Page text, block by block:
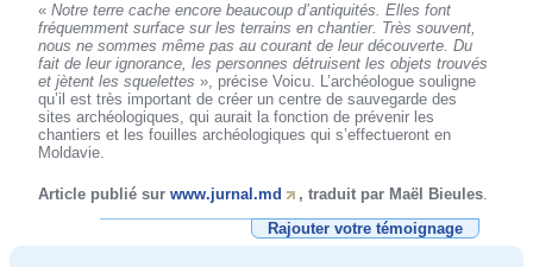
«Notre terre cache encore beaucoup d’antiquités. Elles font
fréquemment surface sur les terrains en chantier. Très souvent,
nous ne sommes même pas au courant de leur découverte. Du
fait de leur ignorance, les personnes détruisent les objets trouvés
et jètent les squelettes », précise Voicu. L’archéologue souligne
qu’il est très important de créer un centre de sauvegarde des
sites archéologiques, qui aurait la fonction de prévenir les
chantiers et les fouilles archéologiques qui s’effectueront en
Moldavie.
Article publié surwww.jurnal.md , traduit par Maël Bieules.
Rajouter votre témoignage